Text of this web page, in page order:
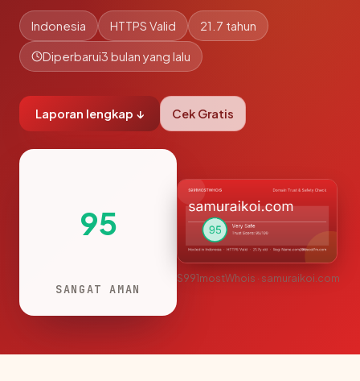
Indonesia HTTPS Valid 21.7 tahun
Diperbarui3 bulan yang lalu
Laporan lengkap ↓ Cek Gratis
95
SANGAT AMAN
S991mostWhois · samuraikoi.com